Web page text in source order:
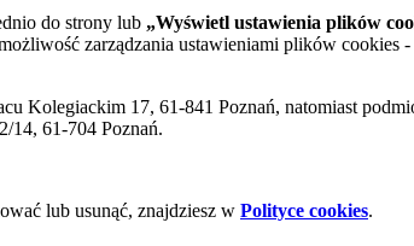
do strony lub „Wyświetl ustawienia plików
zarządzania ustawieniami plików cookies
Kolegiackim 17, 61-841 Poznań, natomiast
14, 61-704 Poznań.
lub usunąć, znajdziesz w Polityce cookies.